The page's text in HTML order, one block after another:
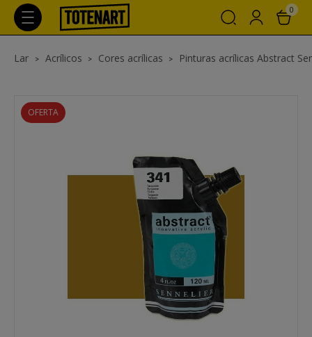
0
Lar Acrílicos Cores acrílicas Pinturas acrílicas Abstract
OFERTA